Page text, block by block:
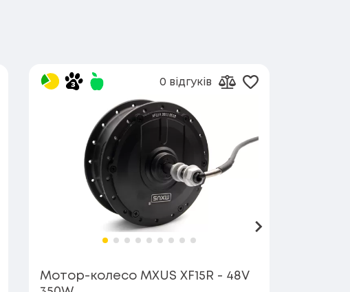
Вперед
до порівняння
в обране
Мотор-колесо MXUS XF15R - 48V
0 відгуків
Додати до
Додати в